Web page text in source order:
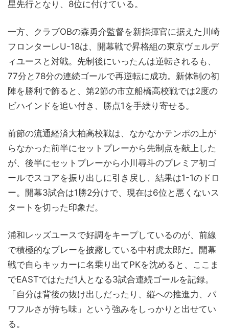
星先行となり、8位に付けている。
一方、クラブOBの森勇介監督を新指揮官に据えた川崎
フロンターレU-18は、開幕戦で昇格組の東京ヴェルデ
ィユースと対戦。先制後にいったんは逆転されるも、
77分と78分の連続ゴールで再逆転に成功。新体制の初
陣を勝利で飾ると、第2節の市立船橋高校戦では2度の
ビハインドを追い付き、勝点1を手繰り寄せる。
前節の流通経済大柏高校戦は、なかなかテンポの上が
らなかった前半にセットプレーから先制点を献上した
が、後半にセットプレーから小川尋斗のプレミア初ゴ
ールでスコアを振り出しに引き戻し、結果は1-1のドロ
ー。開幕3試合は1勝2分けで、現在は6位と悪くないス
タートを切った印象だ。
浦和レッズユースで好調をキープしているのが、前線
で積極的なプレーを披露している中村虎太郎だ。開幕
戦で自らキッカーに名乗り出てPKを沈めると、ここま
でEASTではただ1人となる3試合連続ゴールを記録。
「自分は背後の抜け出しだったり、縦への推進力、パ
ワフルさが持ち味」という強みをしっかりと出せてい
る。